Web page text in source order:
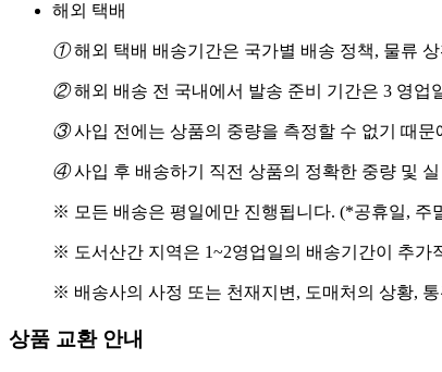
해외 택배
①해외 택배 배송기간은 국가별 배송 정책, 물류
②해외 배송 전 국내에서 발송 준비 기간은 3 영업
③사입 전에는 상품의 중량을 측정할 수 없기 때
④사입 후 배송하기 직전 상품의 정확한 중량 및
※ 모든 배송은 평일에만 진행됩니다. (*공휴일, 주
※ 도서산간 지역은 1~2영업일의 배송기간이 추가
※ 배송사의 사정 또는 천재지변, 도매처의 상황,
상품 교환 안내